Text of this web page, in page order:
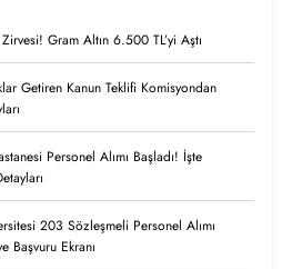
Gram Altın 6.500 TL’yi Aştı
Getiren Kanun Teklifi Komisyondan
Personel Alımı Başladı! İşte
203 Sözleşmeli Personel Alımı
Başvuru Ekranı